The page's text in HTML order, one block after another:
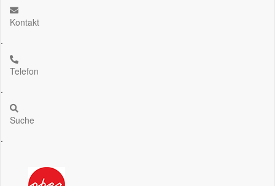
Kontakt
.
Telefon
.
Suche
.